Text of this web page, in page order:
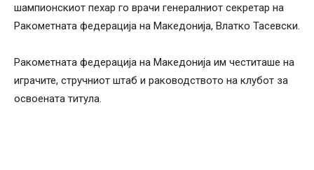
шампионскиот пехар го врачи генералниот секретар на
Ракометната федерација на Македонија, Влатко Тасевски.
Ракометната федерација на Македонија им честиташе на
играчите, стручниот штаб и раководството на клубот за
освоената титула.